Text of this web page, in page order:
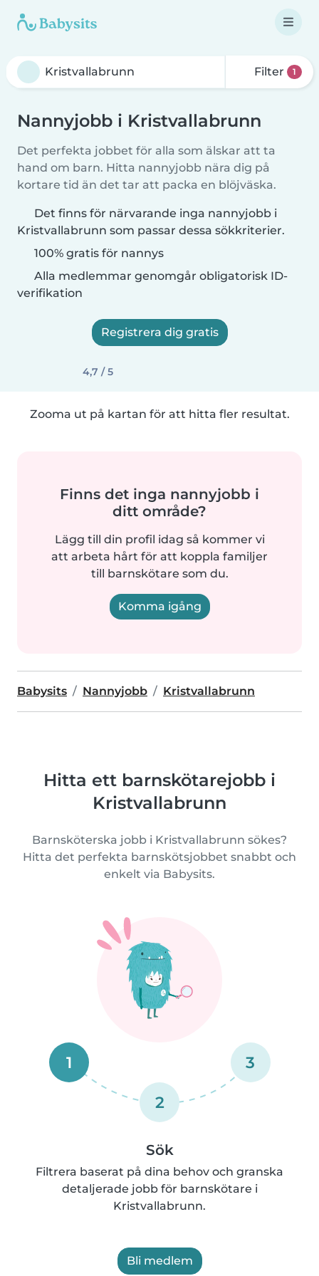
Filter 1
Nannyjobb i Kristvallabrunn
Det perfekta jobbet för alla som älskar att ta
hand om barn. Hitta nannyjobb nära dig på
kortare tid än det tar att packa en blöjväska.
Det finns för närvarande inga nannyjobb i
Kristvallabrunn som passar dessa sökkriterier.
100% gratis för nannys
Alla medlemmar genomgår obligatorisk ID-
verifikation
Registrera dig gratis
4,7 / 5
Zooma ut på kartan för att hitta fler resultat.
Finns det inga nannyjobb i
ditt område?
Lägg till din profil idag så kommer vi
att arbeta hårt för att koppla familjer
till barnskötare som du.
Komma igång
Babysits Nannyjobb Kristvallabrunn
Hitta ett barnskötarejobb i
Kristvallabrunn
Barnsköterska jobb i Kristvallabrunn sökes?
Hitta det perfekta barnskötsjobbet snabbt och
enkelt via Babysits.
1
2
3
Sök
Filtrera baserat på dina behov och granska
detaljerade jobb för barnskötare i
Kristvallabrunn.
Bli medlem